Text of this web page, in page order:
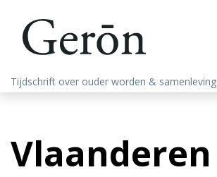
Tijdschrift over ouder worden & samenleving
Vlaanderen